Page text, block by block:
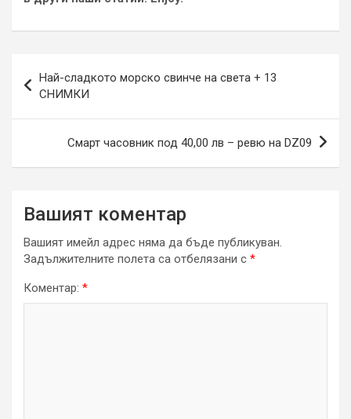
Най-сладкото морско свинче на света + 13
СНИМКИ
Смарт часовник под 40,00 лв – ревю на DZ09
Вашият коментар
Вашият имейл адрес няма да бъде публикуван.
Задължителните полета са отбелязани с *
Коментар: *